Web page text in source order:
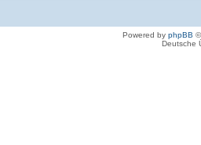
Powered by phpBB
Deutsche